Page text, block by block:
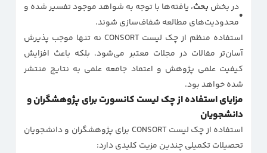
در بخش بحث، یافته‌ها با توجه به شواهد موجود تفسیر شده و
محدودیت‌های مطالعه شفاف‌سازی شوند.
استفاده منظم از چک لیست CONSORT نه تنها موجب پذیرش
آسان‌تر مقالات در مجلات معتبر می‌شود، بلکه باعث افزایش
کیفیت علمی پژوهش و اعتماد جامعه علمی به نتایج منتشر
شده خواهد بود.
مزایای استفاده از چک لیست کانسورت برای پژوهشگران و
دانشجویان
استفاده از چک لیست CONSORT برای پژوهشگران و دانشجویان
تحصیلات تکمیلی چندین مزیت کلیدی دارد: